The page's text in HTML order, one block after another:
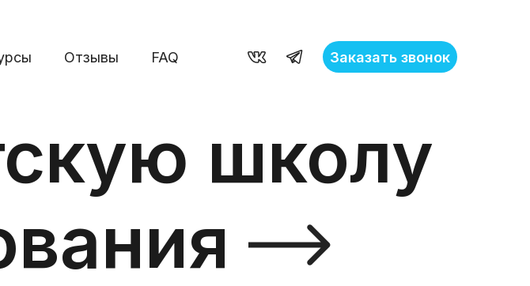
Отзывы FAQ Заказать звонок
школу